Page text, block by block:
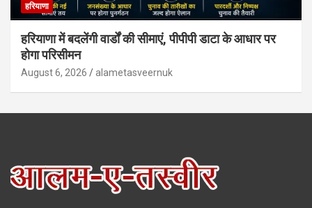
हरियाणा
हरियाणा में बदलेंगी वार्डों की सीमाएं, पीपीपी डाटा के आधार पर
होगा परिसीमन
August 6, 2026 alametasveernuk